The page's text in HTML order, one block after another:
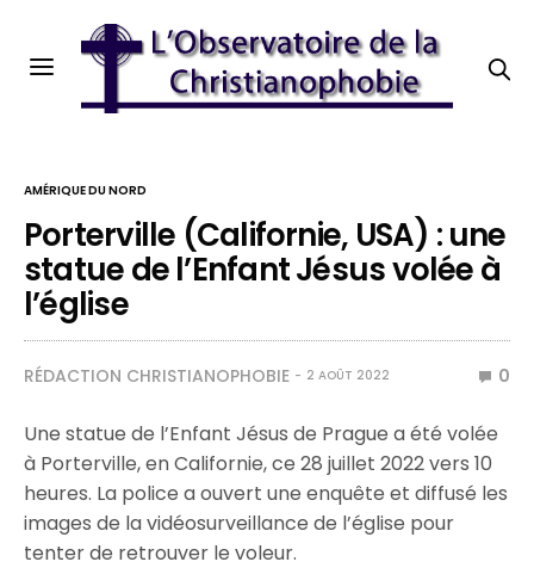
AMÉRIQUE DU NORD
Porterville (Californie, USA) : une
statue de l’Enfant Jésus volée à
l’église
RÉDACTION CHRISTIANOPHOBIE 2 AOÛT 2022 0
Une statue de l’Enfant Jésus de Prague a été volée
à Porterville, en Californie, ce 28 juillet 2022 vers 10
heures. La police a ouvert une enquête et diffusé les
images de la vidéosurveillance de l’église pour
tenter de retrouver le voleur.